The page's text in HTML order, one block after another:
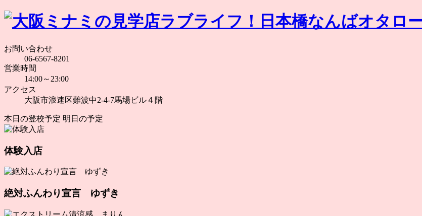
お問い合わせ
06-6567-8201
営業時間
14:00～23:00
アクセス
大阪市浪速区難波中2-4-7馬場ビル４階
本日の登校予定 明日の予定
体験入店
絶対ふんわり宣言 ゆずき